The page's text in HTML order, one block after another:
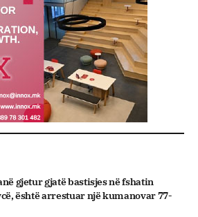
gjetur gjatë bastisjes në fshatin
është arrestuar një kumanovar 77-